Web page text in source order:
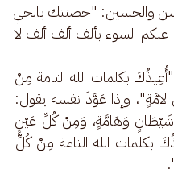
والحسين: "حصنتك بالحي
عنكم السوء بألف ألف ألف لا
بكلمات الله التامة مِنْ
وإذا عَوَّذَ نفسه يقول:
شَيْطَانٍ وَهَامَّةٍ، وَمِنْ كُلِّ عَيْنٍ
بكلمات الله التامة مِنْ كُلِّ